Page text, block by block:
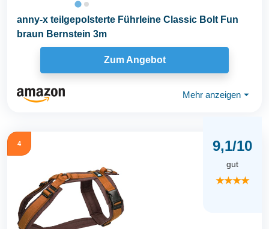
anny-x teilgepolsterte Führleine Classic Bolt Fun
braun Bernstein 3m
Zum Angebot
Mehr anzeigen ⏷
4 9,1/10
gut
★★★★